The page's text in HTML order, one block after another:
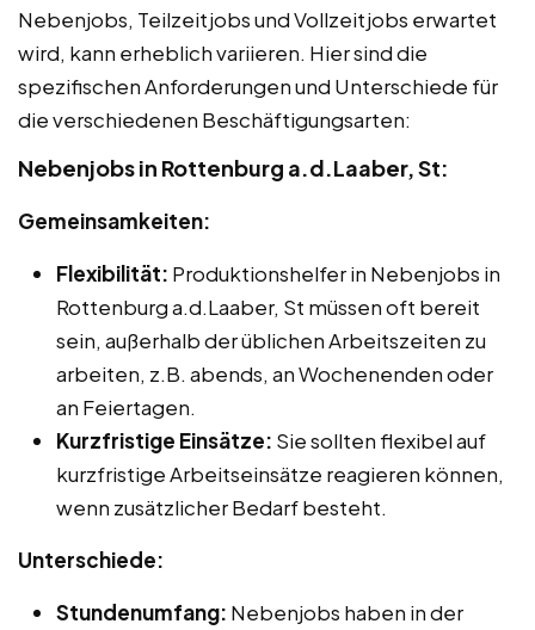
Nebenjobs, Teilzeitjobs und Vollzeitjobs erwartet
wird, kann erheblich variieren. Hier sind die
spezifischen Anforderungen und Unterschiede für
die verschiedenen Beschäftigungsarten:
Nebenjobs in Rottenburg a.d.Laaber, St:
Gemeinsamkeiten:
Flexibilität: Produktionshelfer in Nebenjobs in
Rottenburg a.d.Laaber, St müssen oft bereit
sein, außerhalb der üblichen Arbeitszeiten zu
arbeiten, z.B. abends, an Wochenenden oder
an Feiertagen.
Kurzfristige Einsätze: Sie sollten flexibel auf
kurzfristige Arbeitseinsätze reagieren können,
wenn zusätzlicher Bedarf besteht.
Unterschiede:
Stundenumfang: Nebenjobs haben in der